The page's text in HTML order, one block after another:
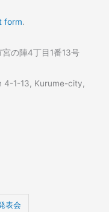
form.
の陣4丁目1番13号
4-1-13, Kurume-city,
表会